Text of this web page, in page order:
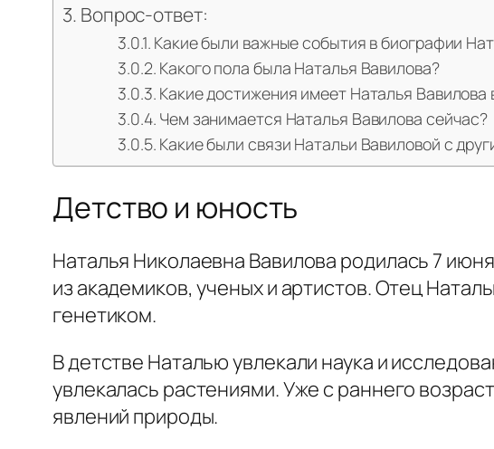
Вопрос-ответ:
Какие были важные события в биографии
Какого пола была Наталья Вавилова?
Какие достижения имеет Наталья Вавилова
Чем занимается Наталья Вавилова сейчас?
Какие были связи Натальи Вавиловой с
Детство и юность
Наталья Николаевна Вавилова родилась 7
из академиков, ученых и артистов. Отец
генетиком.
В детстве Наталью увлекали наука и
увлекалась растениями. Уже с раннего
явлений природы.